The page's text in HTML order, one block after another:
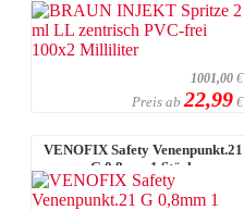
Milliliter
1001,00 €
Preis ab 22,99 €
VENOFIX Safety Venenpunkt.21
G 0,8mm 1 Stück